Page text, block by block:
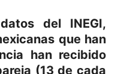
del INEGI,
que han
han recibido
(13 de cada